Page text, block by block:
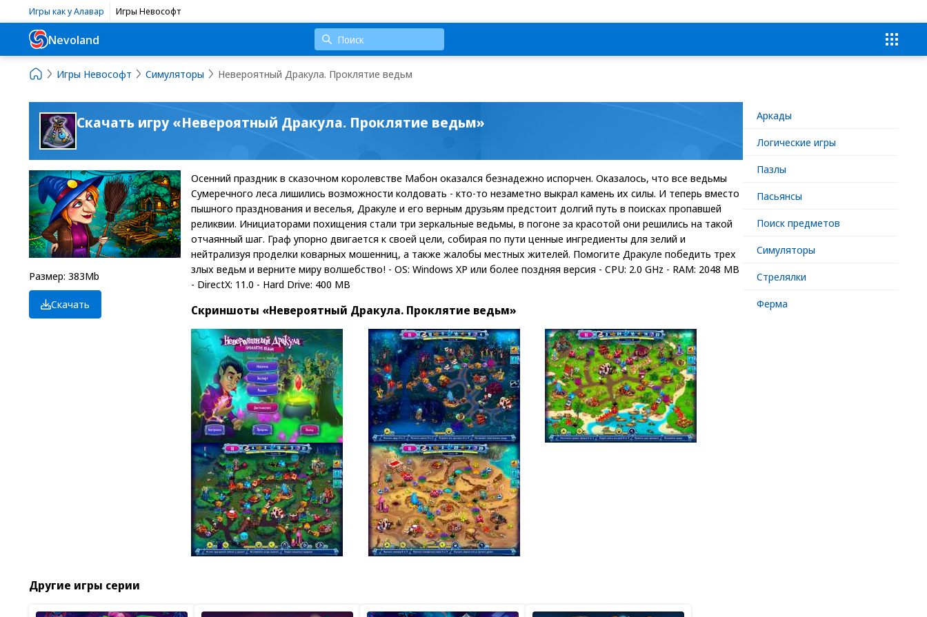
Игры как у Алавар Игры Невософт
Nevoland
Игры Невософт Симуляторы Невероятный Дракула. Проклятие ведьм
Скачать игру «Невероятный Дракула. Проклятие ведьм»
Размер: 383Mb
Скачать
Осенний праздник в сказочном королевстве Мабон оказался безнадежно испорчен. Оказалось, что все ведьмы
Сумеречного леса лишились возможности колдовать - кто-то незаметно выкрал камень их силы. И теперь вместо
пышного празднования и веселья, Дракуле и его верным друзьям предстоит долгий путь в поисках пропавшей
реликвии. Инициаторами похищения стали три зеркальные ведьмы, в погоне за красотой они решились на такой
отчаянный шаг. Граф упорно двигается к своей цели, собирая по пути ценные ингредиенты для зелий и
нейтрализуя проделки коварных мошенниц, а также жалобы местных жителей. Помогите Дракуле победить трех
злых ведьм и верните миру волшебство! - OS: Windows XP или более поздняя версия - CPU: 2.0 GHz - RAM: 2048 MB
- DirectX: 11.0 - Hard Drive: 400 MB
Скриншоты «Невероятный Дракула. Проклятие ведьм»
Другие игры серии
Аркады
Логические игры
Пазлы
Пасьянсы
Поиск предметов
Симуляторы
Стрелялки
Ферма